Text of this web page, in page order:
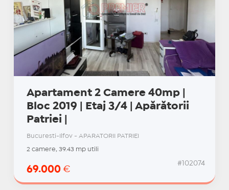
Apartament 2 Camere 40mp |
Bloc 2019 | Etaj 3/4 | Apărătorii
Patriei |
Bucuresti-Ilfov - APARATORII PATRIEI
2 camere, 39.43 mp utili
69.000 €
#102074